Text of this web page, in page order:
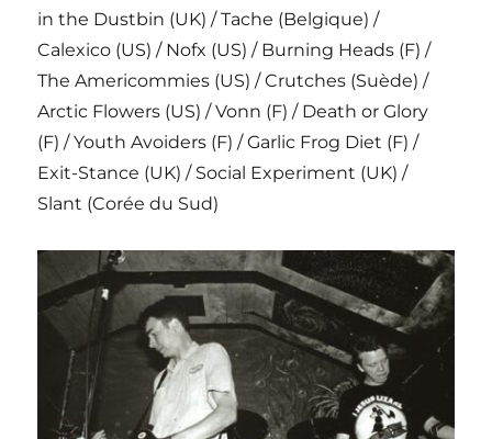
in the Dustbin (UK) / Tache (Belgique) /
Calexico (US) / Nofx (US) / Burning Heads (F) /
The Americommies (US) / Crutches (Suède) /
Arctic Flowers (US) / Vonn (F) / Death or Glory
(F) / Youth Avoiders (F) / Garlic Frog Diet (F) /
Exit-Stance (UK) / Social Experiment (UK) /
Slant (Corée du Sud)